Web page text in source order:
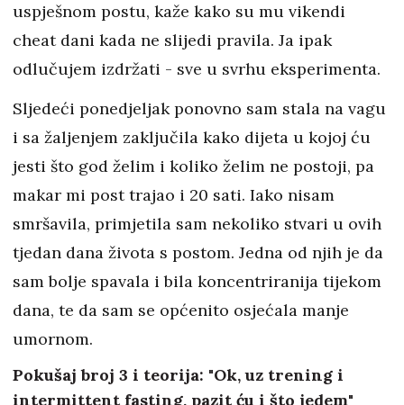
uspješnom postu, kaže kako su mu vikendi
cheat dani kada ne slijedi pravila. Ja ipak
odlučujem izdržati - sve u svrhu eksperimenta.
Sljedeći ponedjeljak ponovno sam stala na vagu
i sa žaljenjem zaključila kako dijeta u kojoj ću
jesti što god želim i koliko želim ne postoji, pa
makar mi post trajao i 20 sati. Iako nisam
smršavila, primjetila sam nekoliko stvari u ovih
tjedan dana života s postom. Jedna od njih je da
sam bolje spavala i bila koncentriranija tijekom
dana, te da sam se općenito osjećala manje
umornom.
Pokušaj broj 3 i teorija: "Ok, uz trening i
intermittent fasting, pazit ću i što jedem"